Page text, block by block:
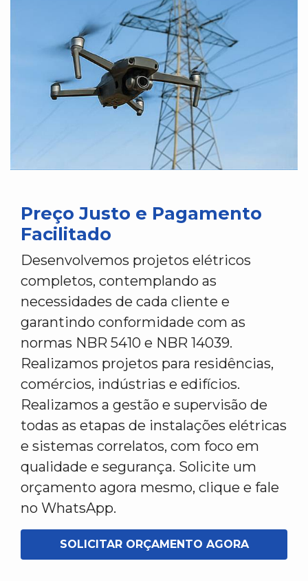
Preço Justo e Pagamento
Facilitado
Desenvolvemos projetos elétricos
completos, contemplando as
necessidades de cada cliente e
garantindo conformidade com as
normas NBR 5410 e NBR 14039.
Realizamos projetos para residências,
comércios, indústrias e edifícios.
Realizamos a gestão e supervisão de
todas as etapas de instalações elétricas
e sistemas correlatos, com foco em
qualidade e segurança. Solicite um
orçamento agora mesmo, clique e fale
no WhatsApp.
SOLICITAR ORÇAMENTO AGORA